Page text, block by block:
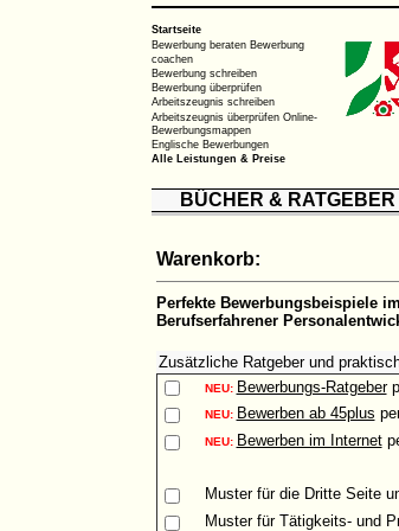
Startseite
Bewerbung beraten Bewerbung
coachen
Bewerbung schreiben
Bewerbung überprüfen
Arbeitszeugnis schreiben
Arbeitszeugnis überprüfen Online-
Bewerbungsmappen
Englische Bewerbungen
Alle Leistungen & Preise
BÜCHER & RATGEBER
Warenkorb:
Perfekte Bewerbungsbeispiele
Berufserfahrener
Zusätzliche Ratgeber und
NEU: Bewerbungs-Ratgeber
NEU: Bewerben ab 45plus
NEU: Bewerben im Internet
Musterfür die Dritte Seite
Musterfür Tätigkeits- und